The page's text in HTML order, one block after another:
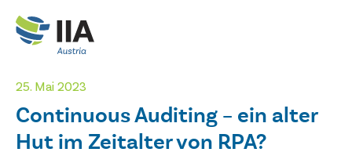
25. Mai 2023
Continuous Auditing – ein alter
Hut im Zeitalter von RPA?